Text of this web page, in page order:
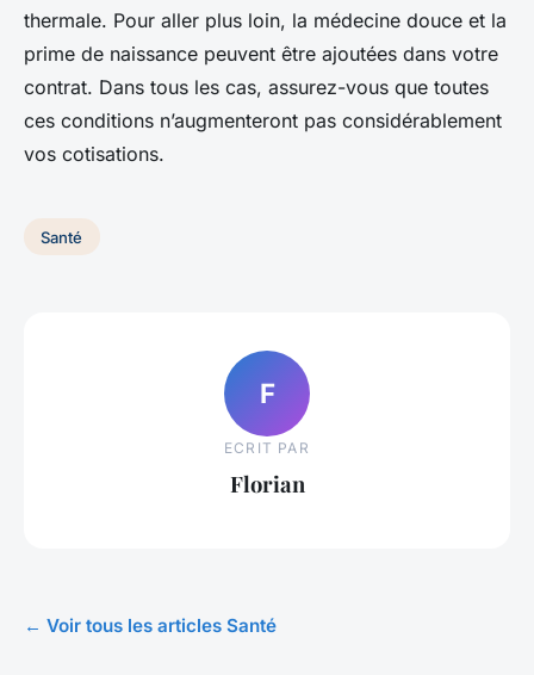
thermale. Pour aller plus loin, la médecine douce et la
prime de naissance peuvent être ajoutées dans votre
contrat. Dans tous les cas, assurez-vous que toutes
ces conditions n’augmenteront pas considérablement
vos cotisations.
Santé
F
ECRIT PAR
Florian
← Voir tous les articles Santé